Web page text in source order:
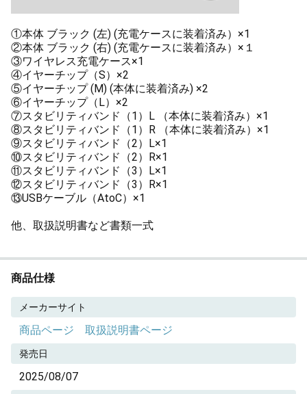
①本体 ブラック (左) (充電ケースに装着済み）×1
②本体 ブラック (右) (充電ケースに装着済み）×１
③ワイヤレス充電ケース×1
④イヤーチップ（S）×2
⑤イヤーチップ (M) (本体に装着済み) ×2
⑥イヤーチップ（L）×2
⑦スタビリティバンド（1）L （本体に装着済み）×1
⑧スタビリティバンド（1）R （本体に装着済み）×1
⑨スタビリティバンド（2）L×1
⑩スタビリティバンド（2）R×1
⑪スタビリティバンド（3）L×1
⑫スタビリティバンド（3）R×1
⑬USBケーブル（AtoC）×1
他、取扱説明書など書類一式
商品仕様
メーカーサイト
商品ページ 取扱説明書ページ
発売日
2025/08/07